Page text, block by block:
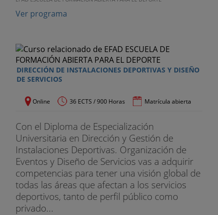
Ver programa
DIRECCIÓN DE INSTALACIONES DEPORTIVAS Y DISEÑO
DE SERVICIOS
Online 36 ECTS / 900 Horas Matrícula abierta
Con el Diploma de Especialización
Universitaria en Dirección y Gestión de
Instalaciones Deportivas. Organización de
Eventos y Diseño de Servicios vas a adquirir
competencias para tener una visión global de
todas las áreas que afectan a los servicios
deportivos, tanto de perfil público como
privado...